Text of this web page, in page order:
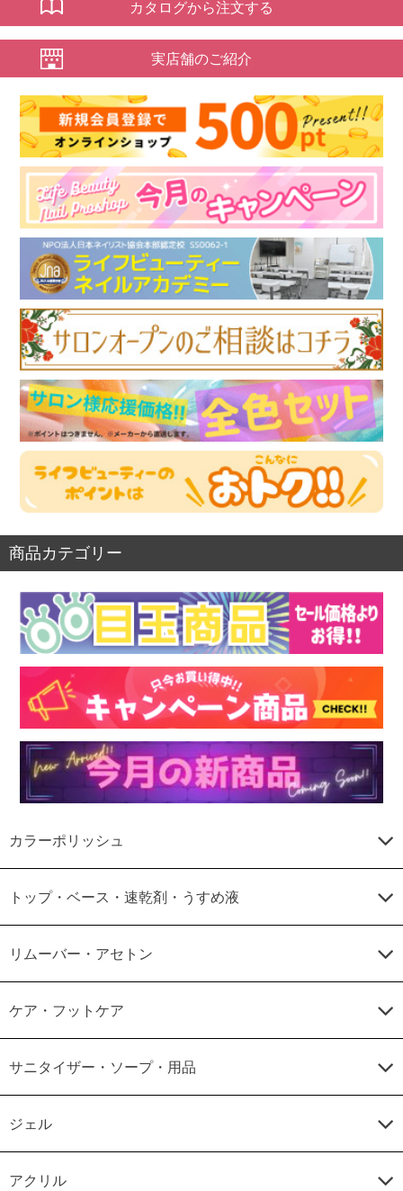
カタログから注文する
実店舗のご紹介
商品カテゴリー
カラーポリッシュ
トップ・ベース・速乾剤・うすめ液
リムーバー・アセトン
ケア・フットケア
サニタイザー・ソープ・用品
ジェル
アクリル